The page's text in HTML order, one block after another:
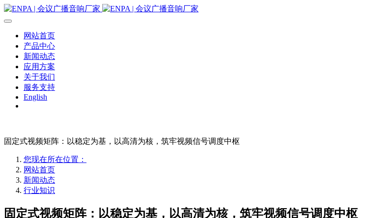
网站首页
产品中心
新闻动态
应用方案
关于我们
服务支持
English
固定式视频矩阵：以稳定为基，以高清为核，筑牢视频信号调度中枢
您现在所在位置：
网站首页
新闻动态
行业知识
固定式视频矩阵：以稳定为基，以高清为核，筑牢视频信号调度中枢